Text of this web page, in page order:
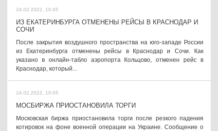
24.02.2022, 10:45
ИЗ ЕКАТЕРИНБУРГА ОТМЕНЕНЫ РЕЙСЫ В КРАСНОДАР И
СОЧИ
После закрытия воздушного пространства на юго-западе России
из Екатеринбурга отменены рейсы в Краснодар и Сочи. Как
указано в онлайн-табло аэропорта Кольцово, отменен рейс в
Краснодар, который...
24.02.2022, 10:05
МОСБИРЖА ПРИОСТАНОВИЛА ТОРГИ
Московская биржа приостановила торги после резкого падения
котировок на фоне военной операции на Украине. Сообщение о